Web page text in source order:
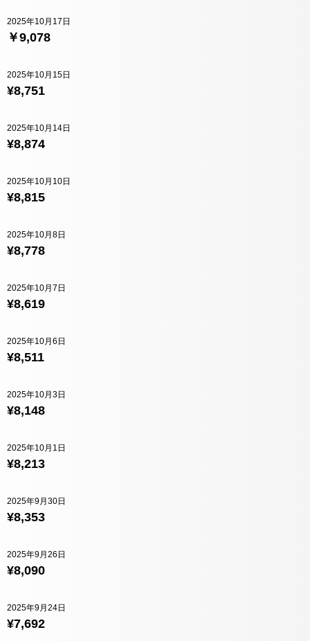
￥9,078
2025年10月17日
¥8,751
2025年10月15日
¥8,874
2025年10月14日
¥8,815
2025年10月10日
¥8,778
2025年10月8日
¥8,619
2025年10月7日
¥8,511
2025年10月6日
¥8,148
2025年10月3日
¥8,213
2025年10月1日
¥8,353
2025年9月30日
¥8,090
2025年9月26日
¥7,692
2025年9月24日